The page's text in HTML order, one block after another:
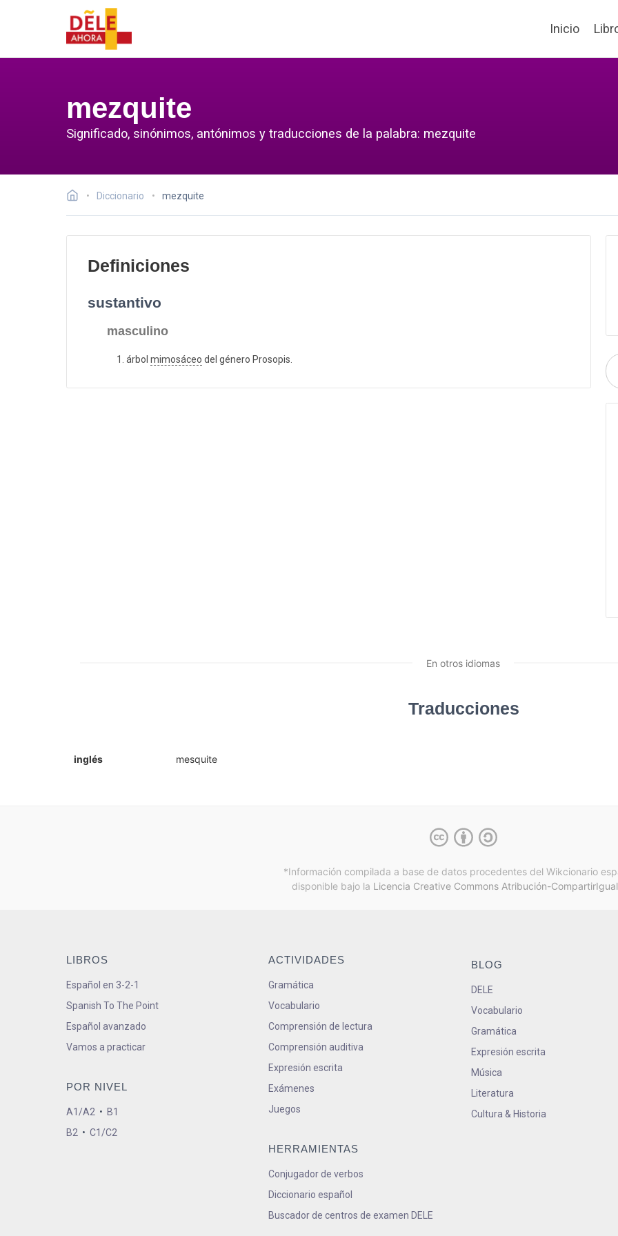
Inicio
mezquite
Significado, sinónimos, antónimos y traducciones de la palabra: mezquite
Diccionario mezquite
Definiciones
sustantivo
masculino
árbol mimosáceo del género Prosopis.
En otros idiomas
Traducciones
inglés mesquite
*Información compilada a base de datos procedentes del Wikcionario
disponible bajo la Licencia Creative Commons Atribución-
LIBROS
Español en 3-2-1
Spanish To The Point
Español avanzado
Vamos a practicar
POR NIVEL
A1/A2 • B1
B2 • C1/C2
ACTIVIDADES
Gramática
Vocabulario
Comprensión de lectura
Comprensión auditiva
Expresión escrita
Exámenes
Juegos
HERRAMIENTAS
Conjugador de verbos
Diccionario español
Buscador de centros de examen DELE
BLOG
DELE
Vocabulario
Gramática
Expresión escrita
Música
Literatura
Cultura & Historia